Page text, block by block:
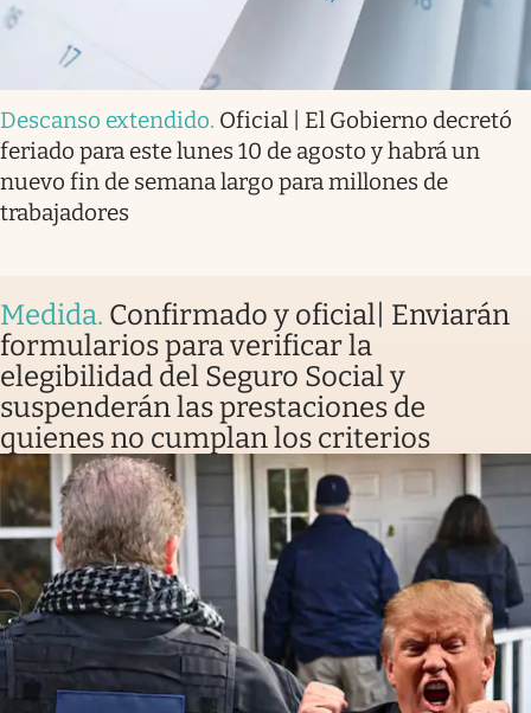
Descanso extendido. Oficial | El Gobierno decretó
feriado para este lunes 10 de agosto y habrá un
nuevo fin de semana largo para millones de
trabajadores
Medida. Confirmado y oficial| Enviarán
formularios para verificar la
elegibilidad del Seguro Social y
suspenderán las prestaciones de
quienes no cumplan los criterios